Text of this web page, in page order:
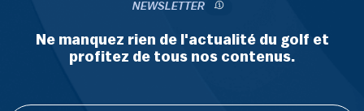
NEWSLETTER
Ne manquez rien de l'actualité du golf et
profitez de tous nos contenus.